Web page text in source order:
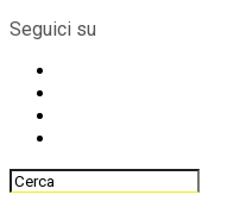
Seguici su